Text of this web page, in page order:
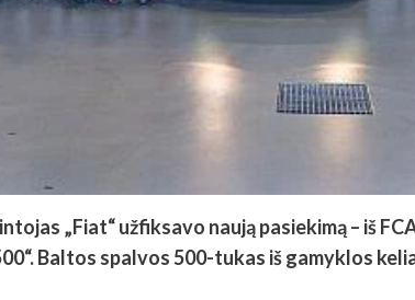
„Fiat“ užfiksavo naują pasiekimą – iš
Baltos spalvos 500-tukas iš gamyklos